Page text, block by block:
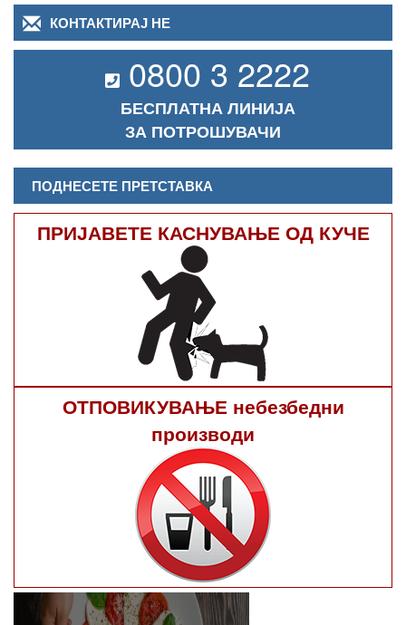
КОНТАКТИРАЈ НЕ
0800 3 2222
БЕСПЛАТНА ЛИНИЈА
ЗА ПОТРОШУВАЧИ
ПОДНЕСЕТЕ ПРЕТСТАВКА
ПРИЈАВЕТЕ КАСНУВАЊЕ ОД КУЧЕ
ОТПОВИКУВАЊЕ небезбедни
производи